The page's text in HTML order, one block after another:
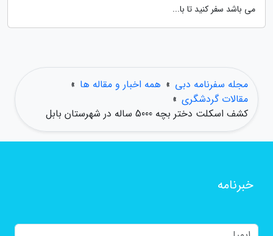
می باشد سفر کنید تا با...
مجله سفرنامه دبی » همه اخبار و مقاله ها »
مقالات گردشگری »
کشف اسکلت دختر بچه 5000 ساله در شهرستان بابل
خبرنامه